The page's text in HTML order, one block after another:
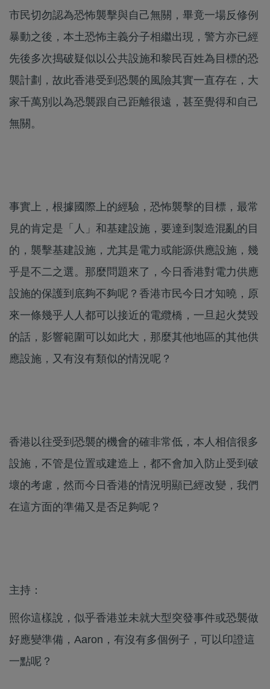
市民切勿認為恐怖襲擊與自己無關，畢竟一場反修例
暴動之後，本土恐怖主義分子相繼出現，警方亦已經
先後多次搗破疑似以公共設施和黎民百姓為目標的恐
襲計劃，故此香港受到恐襲的風險其實一直存在，大
家千萬別以為恐襲跟自己距離很遠，甚至覺得和自己
無關。
事實上，根據國際上的經驗，恐怖襲擊的目標，最常
見的肯定是「人」和基建設施，要達到製造混亂的目
的，襲擊基建設施，尤其是電力或能源供應設施，幾
乎是不二之選。那麼問題來了，今日香港對電力供應
設施的保護到底夠不夠呢？香港市民今日才知曉，原
來一條幾乎人人都可以接近的電纜橋，一旦起火焚毀
的話，影響範圍可以如此大，那麼其他地區的其他供
應設施，又有沒有類似的情況呢？
香港以往受到恐襲的機會的確非常低，本人相信很多
設施，不管是位置或建造上，都不會加入防止受到破
壞的考慮，然而今日香港的情況明顯已經改變，我們
在這方面的準備又是否足夠呢？
主持：
照你這樣說，似乎香港並未就大型突發事件或恐襲做
好應變準備，Aaron，有沒有多個例子，可以印證這
一點呢？